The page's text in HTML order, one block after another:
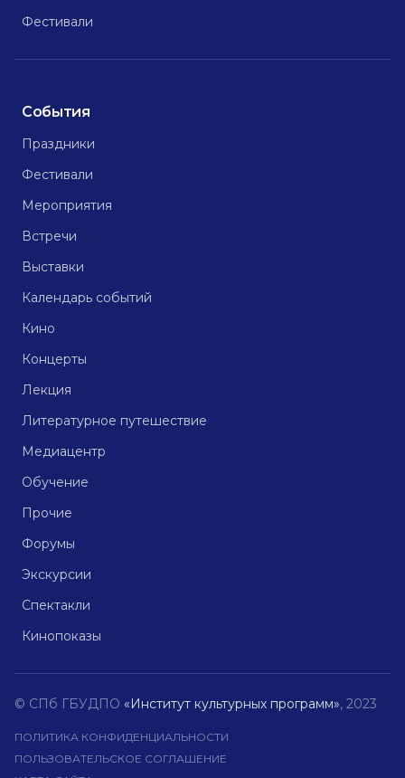
Фестивали
События
Праздники
Фестивали
Мероприятия
Встречи
Выставки
Календарь событий
Кино
Концерты
Лекция
Литературное путешествие
Медиацентр
Обучение
Прочие
Форумы
Экскурсии
Спектакли
Кинопоказы
© СПб ГБУДПО «Институт культурных программ», 2023
ПОЛИТИКА КОНФИДЕНЦИАЛЬНОСТИ
ПОЛЬЗОВАТЕЛЬСКОЕ СОГЛАШЕНИЕ